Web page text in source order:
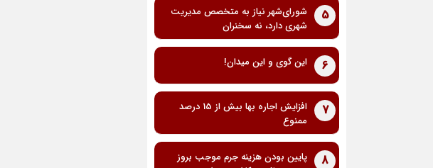
5
شورای‌شهر نیاز به متخصص مدیریت
شهری دارد، نه سخنران
6 این گوی و این میدان!
7
افزایش اجاره بها بیش از 15 درصد
ممنوع
8
پایین بودن هزینه جرم موجب بروز